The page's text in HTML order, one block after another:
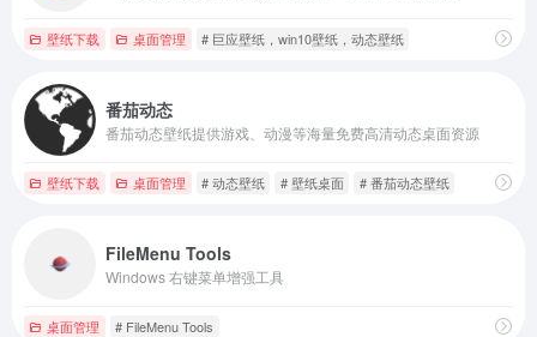
壁纸下载 桌面管理 # 巨应壁纸，win10壁纸，动态壁纸
番茄动态
番茄动态壁纸提供游戏、动漫等海量免费高清动态桌面资源
壁纸下载 桌面管理 # 动态壁纸 # 壁纸桌面 # 番茄动态壁纸
FileMenu Tools
Windows 右键菜单增强工具
桌面管理 # FileMenu Tools